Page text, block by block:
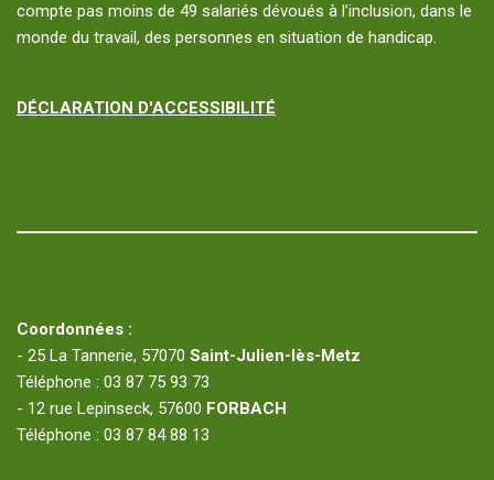
compte pas moins de 49 salariés dévoués à l’inclusion, dans le
monde du travail, des personnes en situation de handicap.
DÉCLARATION D'ACCESSIBILITÉ
Coordonnées :
- 25 La Tannerie, 57070 Saint-Julien-lès-Metz
Téléphone : 03 87 75 93 73
- 12 rue Lepinseck, 57600 FORBACH
Téléphone : 03 87 84 88 13